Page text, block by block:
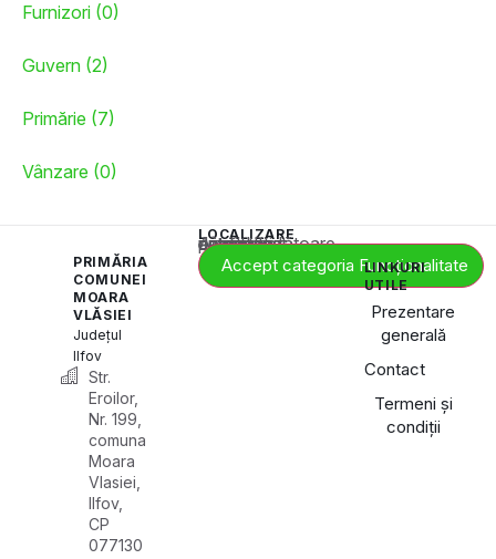
Furnizori (0)
Guvern (2)
Primărie (7)
Vânzare (0)
PRIMĂRIA
COMUNEI
MOARA
VLĂSIEI
Județul
Ilfov
Str.
Eroilor,
Nr. 199,
comuna
Moara
Vlasiei,
Ilfov,
CP
077130
LOCALIZARE
Acest conținut este blocat până când acceptați categoria corespunzătoare de cookie-uri.
Accept categoria Funcționalitate
LINKURI
UTILE
Prezentare
generală
Contact
Termeni și
condiții